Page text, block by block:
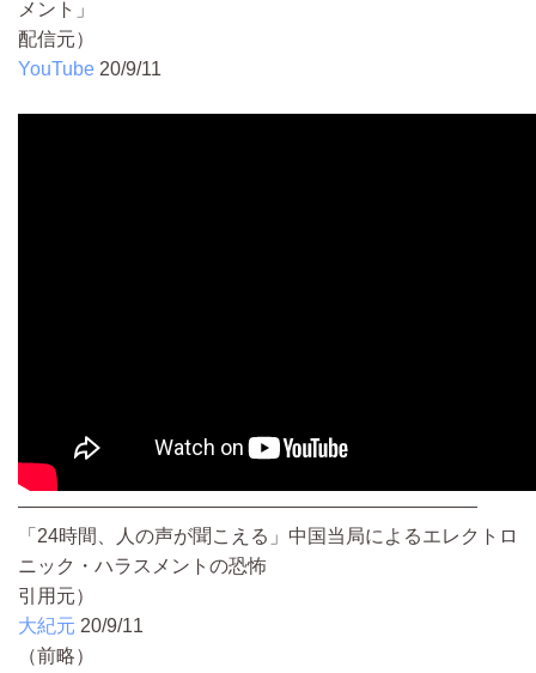
メント」
配信元）
YouTube 20/9/11
————————————————————————
「24時間、人の声が聞こえる」中国当局によるエレクトロ
ニック・ハラスメントの恐怖
引用元）
大紀元 20/9/11
（前略）